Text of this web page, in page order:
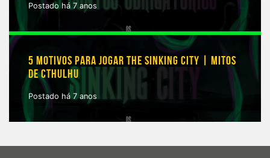
Postado há 7 anos
5 MOTIVOS PARA JOGAR THE SINKING CITY | MITOS
DE CTHULHU
Postado há 7 anos